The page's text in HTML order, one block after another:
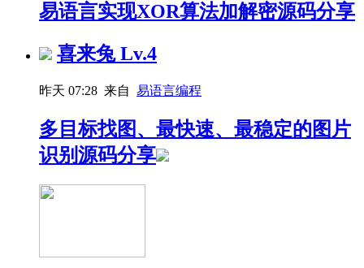
易语言实现XOR算法加解密源码分享
喜来兔Lv.4
昨天 07:28 来自 易语言编程
多目标找图、最快速、最稳定的图片
识别源码分享